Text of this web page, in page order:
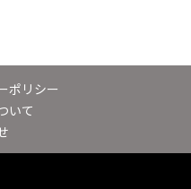
ポリシー
いて